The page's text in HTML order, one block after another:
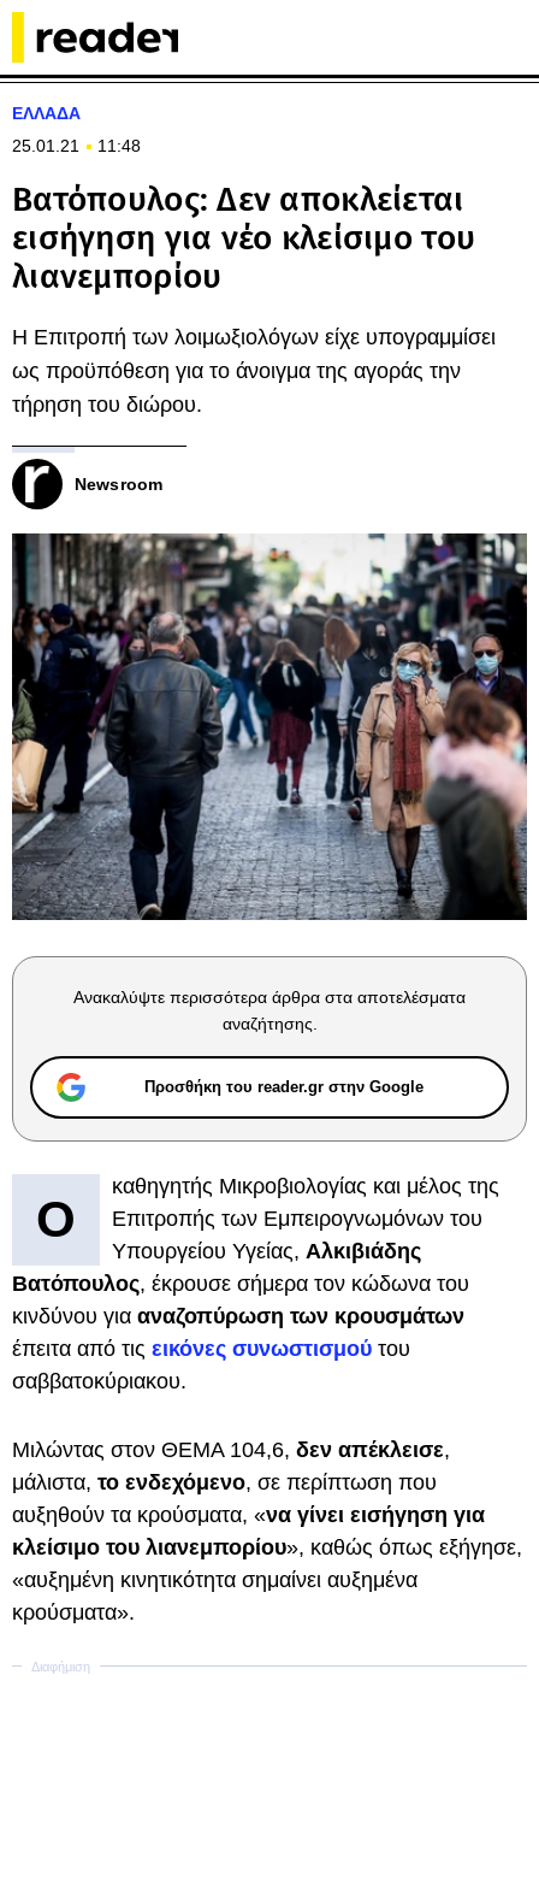
ΕΛΛΑΔΑ
25.01.21
11:48
Βατόπουλος: Δεν αποκλείεται
εισήγηση για νέο κλείσιμο του
λιανεμπορίου
Η Επιτροπή των λοιμωξιολόγων είχε υπογραμμίσει
ως προϋπόθεση για το άνοιγμα της αγοράς την
τήρηση του διώρου.
Newsroom
Ανακαλύψτε περισσότερα άρθρα στα αποτελέσματα
αναζήτησης.
Προσθήκη του reader.gr στην Google
Ο
καθηγητής Μικροβιολογίας και μέλος της
Επιτροπής των Εμπειρογνωμόνων του
Υπουργείου Υγείας, Αλκιβιάδης
Βατόπουλος, έκρουσε σήμερα τον κώδωνα του
κινδύνου για αναζοπύρωση των κρουσμάτων
έπειτα από τις εικόνες συνωστισμού του
σαββατοκύριακου.
Μιλώντας στον ΘΕΜΑ 104,6, δεν απέκλεισε,
μάλιστα, το ενδεχόμενο, σε περίπτωση που
αυξηθούν τα κρούσματα, «να γίνει εισήγηση για
κλείσιμο του λιανεμπορίου», καθώς όπως εξήγησε,
«αυξημένη κινητικότητα σημαίνει αυξημένα
κρούσματα».